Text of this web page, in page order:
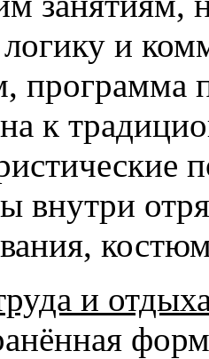
логику и
программа
к
внутри
и